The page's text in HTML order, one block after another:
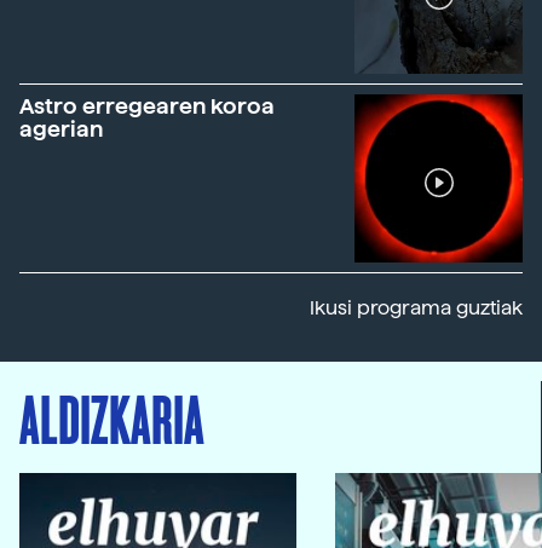
Astro erregearen koroa
agerian
Ikusi programa guztiak
ALDIZKARIA